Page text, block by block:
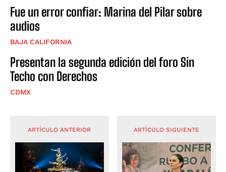
Fue un error confiar: Marina del Pilar sobre
audios
BAJA CALIFORNIA
Presentan la segunda edición del foro Sin
Techo con Derechos
CDMX
ARTÍCULO ANTERIOR ARTÍCULO SIGUIENTE